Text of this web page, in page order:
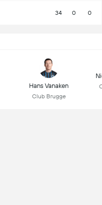
34 0 0
Hans Vanaken
Club Brugge